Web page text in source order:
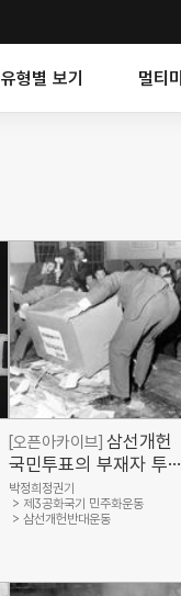
유형별 보기 멀티
[오픈아카이브] 삼선개헌
국민투표의 부재자 투표
용지들을 책상 위에 쏟아
내고 있는 모습(경향신문
사, 민주화운동기념사업
박정희정권기
제3공화국기 민주화운동
삼선개헌반대운동